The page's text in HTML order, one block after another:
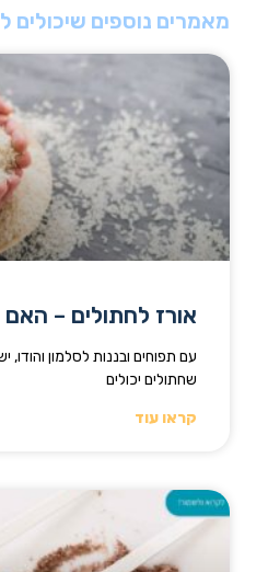
מאמרים נוספים שיכולים
אורז לחתולים –
עם תפוחים ובננות לסלמון והודו,
שחתולים יכולים
קראו עוד